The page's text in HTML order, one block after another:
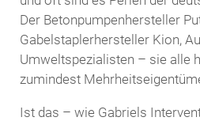
Der Betonpumpenhersteller
Gabelstaplerhersteller Kion,
Umweltspezialisten – sie alle
zumindest
Ist das – wie Gabriels